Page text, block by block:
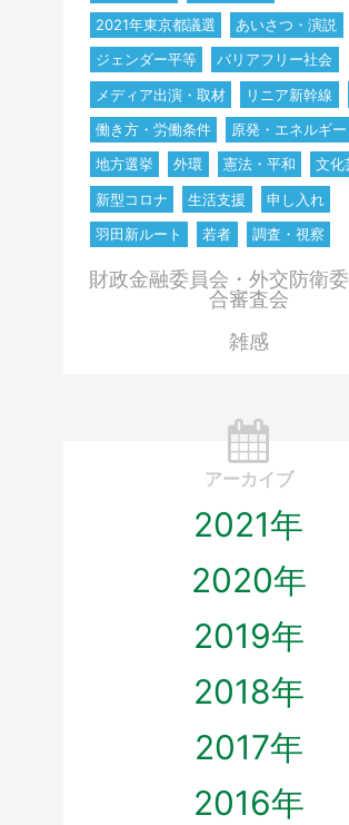
2021年東京都議選
あいさつ・演説
ジェンダー平等
バリアフリー社会
メディア出演・取材
リニア新幹線
働き方・労働条件
原発・エネルギー
地方選挙
外環 憲法・平和
文化
新型コロナ
生活支援
申し入れ
羽田新ルート
若者 調査・視察
財政金融委員会・外交防衛
合審査会
雑感
アーカイブ
2021年
2020年
2019年
2018年
2017年
2016年